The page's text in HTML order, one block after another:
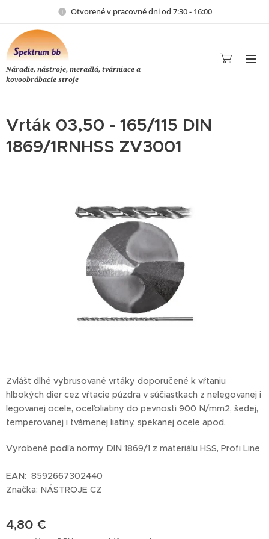
Otvorené v pracovné dni od 7:30 - 16:00
Náradie, nástroje, meradlá, tvárniace a
kovoobrábacie stroje
Vrták 03,50 - 165/115 DIN
1869/1RNHSS ZV3001
Zvlášť dlhé vybrusované vrtáky doporučené k vŕtaniu
hlbokých dier cez vŕtacie púzdra v súčiastkach z nelegovanej i
legovanej ocele, oceľoliatiny do pevnosti 900 N/mm2, šedej,
temperovanej i tvárnenej liatiny, spekanej ocele apod.
Vyrobené podľa normy DIN 1869/1 z materiálu HSS, Profi Line
EAN: 8592667302440
Značka: NÁSTROJE CZ
4,80 €